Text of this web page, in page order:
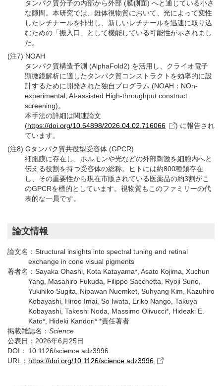
タンパク質分子の内部から外部 (膜側面) へと通じている小さ
な隙間。本研究では、錐体視物質において、光によって変性
したレチナールを排出し、新しいレチナールを迅速に取り込
むための「搬入口」として機能している可能性が示されまし
た。
(注7) NOAH
タンパク質構造予測 (AlphaFold2) を活用し、クライオ電子
顕微鏡解析に適したタンパク質コンストラクトを効率的に設
計するために開発された独自プログラム (NOAH：NOn-
experimental, AI-assisted High-throughput construct
screening)。
本手法の詳細は関連論文
(https://doi.org/10.64898/2026.04.02.716066
) に報告され
ています。
(注8) Gタンパク質共役型受容体 (GPCR)
細胞膜に存在し、ホルモンや光などの外部刺激を細胞内へと
伝える役割を持つ受容体の総称。ヒトには約800種類存在
し、その重要性から現在市販されている医薬品の約3割がこ
のGPCRを標的としています。視物質もこのファミリーの代
表的な一員です。
論文情報
論文名： Structural insights into spectral tuning and retinal
exchange in cone visual pigments
著者名： Sayaka Ohashi, Kota Katayama*, Asato Kojima, Xuchun
Yang, Masahiro Fukuda, Filippo Sacchetta, Ryoji Suno,
Yukihiko Sugita, Nipawan Nuemket, Suhyang Kim, Kazuhiro
Kobayashi, Hiroo Imai, So Iwata, Eriko Nango, Takuya
Kobayashi, Takeshi Noda, Massimo Olivucci*, Hideaki E.
Kato*, Hideki Kandori* *責任著者
掲載雑誌名： Science
公表日： 2026年6月25日
DOI：
10.1126/science.adz3996
URL： https://doi.org/10.1126/science.adz3996